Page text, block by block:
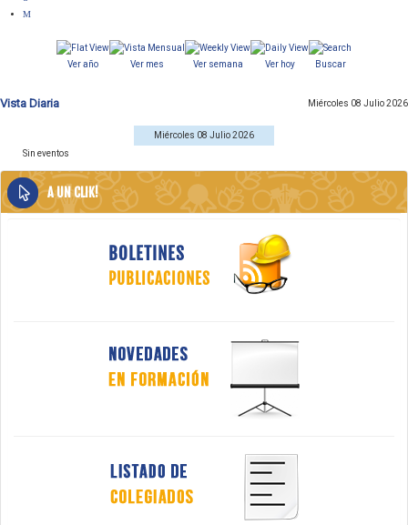
Ver año Ver mes Ver semana Ver hoy Buscar
Vista Diaria Miércoles 08 Julio 2026
Miércoles 08 Julio 2026
Sin eventos
A UN CLIK!